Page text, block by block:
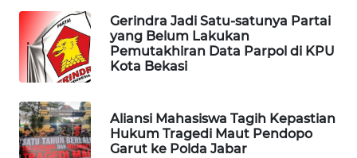
Gerindra Jadi Satu-satunya Partai
yang Belum Lakukan
Pemutakhiran Data Parpol di KPU
Kota Bekasi
Aliansi Mahasiswa Tagih Kepastian
Hukum Tragedi Maut Pendopo
Garut ke Polda Jabar
PORTAL
KONSUMEN
ALPERKLINAS